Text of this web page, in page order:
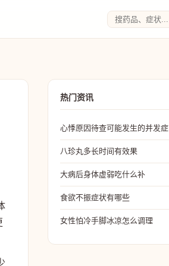
热门资讯
心悸原因待查可能发生的并发症
八珍丸多长时间有效果
大病后身体虚弱吃什么补
食欲不振症状有哪些
女性怕冷手脚冰凉怎么调理